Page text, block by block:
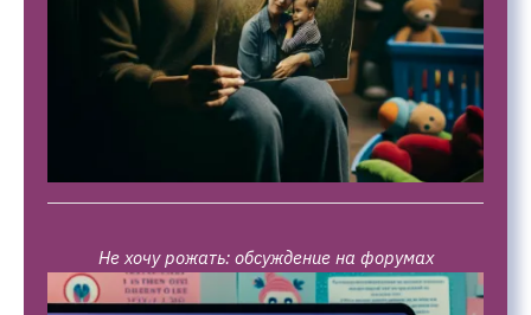
Не хочу рожать: обсуждение на форумах